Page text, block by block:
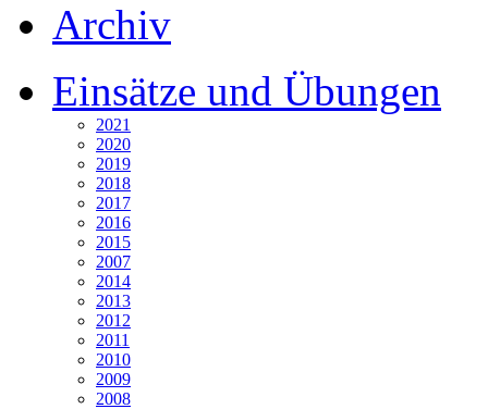
Archiv
Einsätze und Übungen
2021
2020
2019
2018
2017
2016
2015
2007
2014
2013
2012
2011
2010
2009
2008